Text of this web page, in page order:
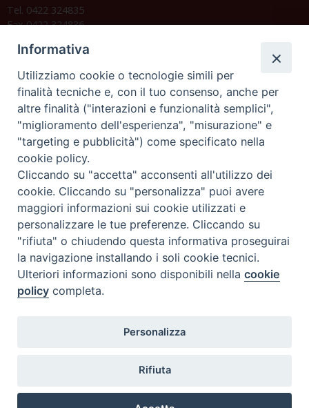
Tel. 0422 324835
Fax 0422 324836
C.F. 94004060268
Orario di segreteria
Lunedì 17.30-19.30
Martedì 17.30-19.30
Mercoledì 17.30-19.30
Giovedì 17.30-19.30
Venerdì chiuso
Sabato 9.30-11.30
Privacy e sicurezza
Informativa
Utilizziamo cookie o tecnologie simili per
finalità tecniche e, con il tuo consenso, anche per
altre finalità ("interazioni e funzionalità semplici",
"miglioramento dell'esperienza", "misurazione" e
"targeting e pubblicità") come specificato nella
cookie policy.
Cliccando su "accetta" acconsenti all'utilizzo dei
cookie. Cliccando su "personalizza" puoi avere
maggiori informazioni sui cookie utilizzati e
personalizzare le tue preferenze. Cliccando su
"rifiuta" o chiudendo questa informativa proseguirai
la navigazione installando i soli cookie tecnici.
Ulteriori informazioni sono disponibili nellacookie
policy completa.
Personalizza
Rifiuta